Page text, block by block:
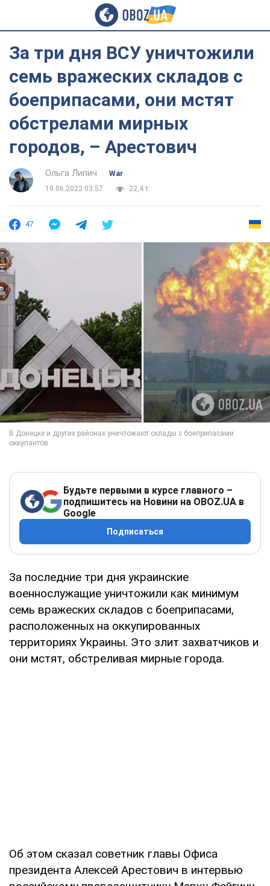
За три дня ВСУ уничтожили
семь вражеских складов с
боеприпасами, они мстят
обстрелами мирных
городов, – Арестович
Ольга Липич
War
19.06.2022 03:57
22,4 т.
47
Будьте первыми в курсе главного –
подпишитесь на Новини на OBOZ.UA в
Google
Подписаться
За последние три дня украинские
военнослужащие уничтожили как минимум
семь вражеских складов с боеприпасами,
расположенных на оккупированных
территориях Украины. Это злит захватчиков и
они мстят, обстреливая мирные города.
Об этом сказал советник главы Офиса
президента Алексей Арестович в интервью